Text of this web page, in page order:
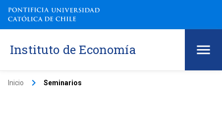
Instituto de Economía
Inicio keyboard_arrow_right Seminarios